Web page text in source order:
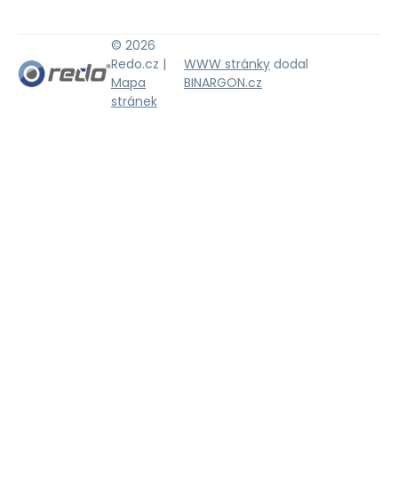
© 2026
Redo.cz |
Mapa
stránek
WWW stránky dodal
BINARGON.cz